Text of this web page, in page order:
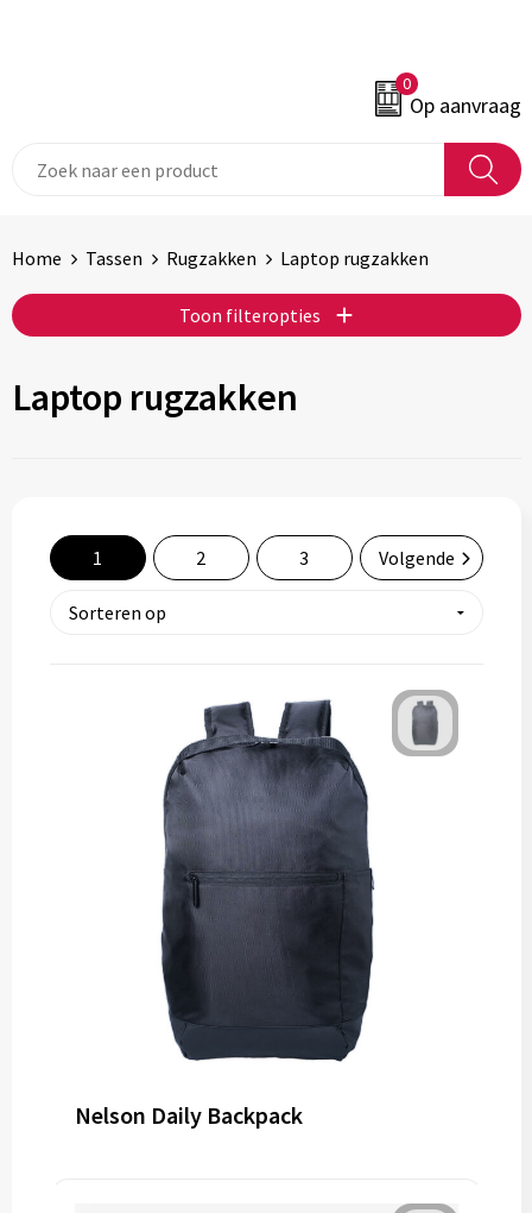
0
Op aanvraag
Home Tassen Rugzakken Laptop rugzakken
Toon filteropties
Laptop rugzakken
1 2 3 Volgende
Nelson Daily Backpack